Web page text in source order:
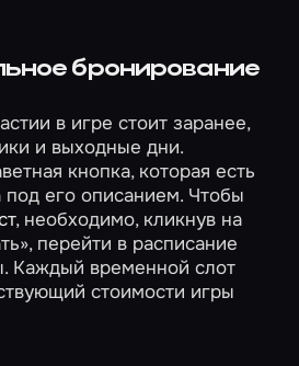
бронирование
в игре стоит заранее,
и выходные дни.
кнопка, которая есть
под его описанием. Чтобы
, необходимо, кликнув на
перейти в расписание
Каждый временной слот
стоимости игры